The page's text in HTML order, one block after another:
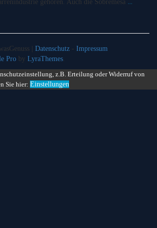
gehören. Auch die Sobremesa
| Datenschutz - Impressum
Pro by LyraThemes
z.B. Erteilung oder Widerruf von
Sie hier: Einstellungen